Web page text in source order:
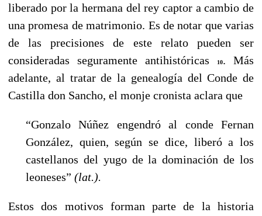
liberado por la hermana del rey captor a cambio de
una promesa de matrimonio. Es de notar que varias
de las precisiones de este relato pueden ser
consideradas seguramente antihistóricas
10. Más
adelante, al tratar de la genealogía del Conde de
Castilla don Sancho, el monje cronista aclara que
“Gonzalo Núñez engendró al conde Fernan
González, quien, según se dice, liberó a los
castellanos del yugo de la dominación de los
leoneses” (lat.).
Estos dos motivos forman parte de la historia